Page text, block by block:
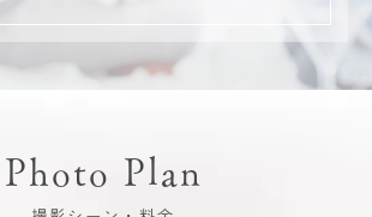
Photo Plan